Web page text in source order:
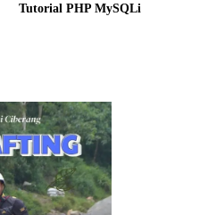
Tutorial PHP MySQLi